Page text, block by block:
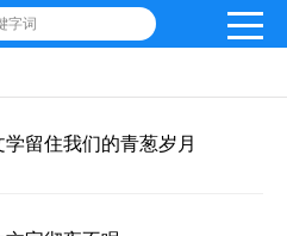
字词
留住我们的青葱岁月